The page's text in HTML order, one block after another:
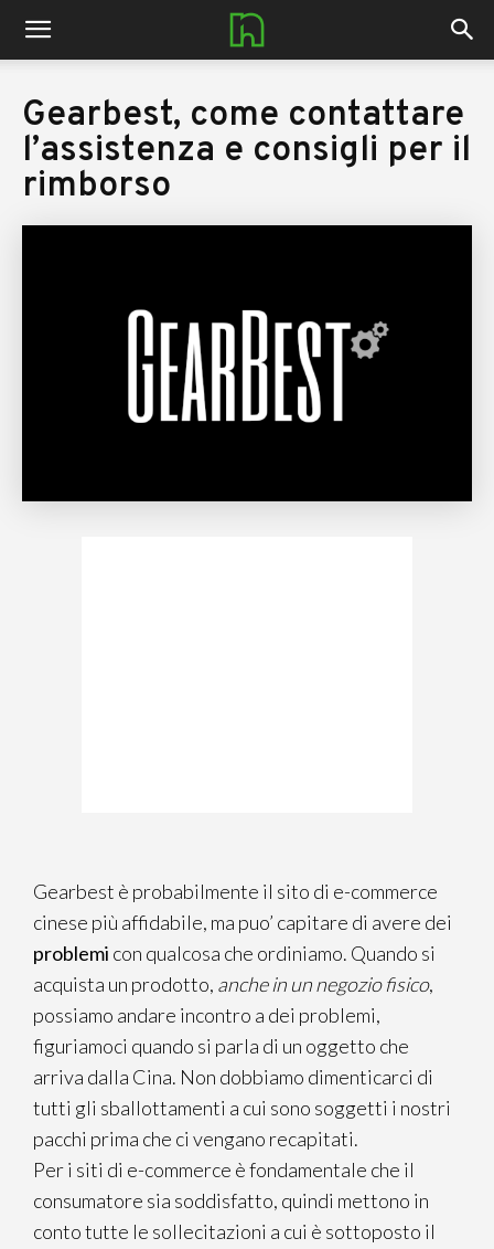
nerdhub.it
Gearbest, come contattare
l’assistenza e consigli per il
rimborso
Gearbest è probabilmente il sito di e-commerce
cinese più affidabile, ma puo’ capitare di avere dei
problemi con qualcosa che ordiniamo. Quando si
acquista un prodotto, anche in un negozio fisico,
possiamo andare incontro a dei problemi,
figuriamoci quando si parla di un oggetto che
arriva dalla Cina. Non dobbiamo dimenticarci di
tutti gli sballottamenti a cui sono soggetti i nostri
pacchi prima che ci vengano recapitati.
Per i siti di e-commerce è fondamentale che il
consumatore sia soddisfatto, quindi mettono in
conto tutte le sollecitazioni a cui è sottoposto il